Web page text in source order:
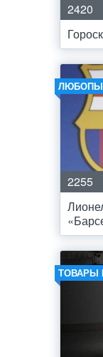
2420
2255
ТОВАРЫ